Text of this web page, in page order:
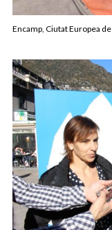
Encamp, Ciutat Europea